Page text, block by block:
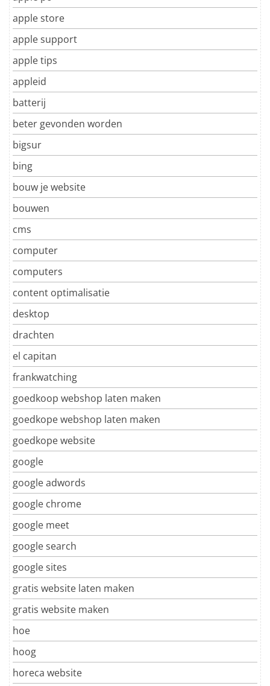
apple store
apple support
apple tips
appleid
batterij
beter gevonden worden
bigsur
bing
bouw je website
bouwen
cms
computer
computers
content optimalisatie
desktop
drachten
el capitan
frankwatching
goedkoop webshop laten maken
goedkope webshop laten maken
goedkope website
google
google adwords
google chrome
google meet
google search
google sites
gratis website laten maken
gratis website maken
hoe
hoog
horeca website